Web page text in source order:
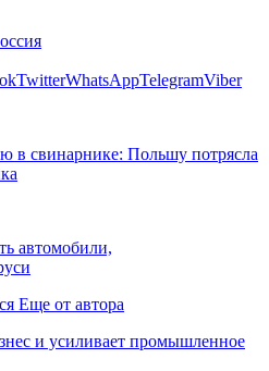
TwitterWhatsAppTelegramViber
в свинарнике: Польшу потрясла
автомобили,
Еще от автора
и усиливает промышленное